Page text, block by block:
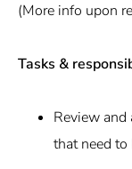
(More info upon
Tasks &
Review and
that need to